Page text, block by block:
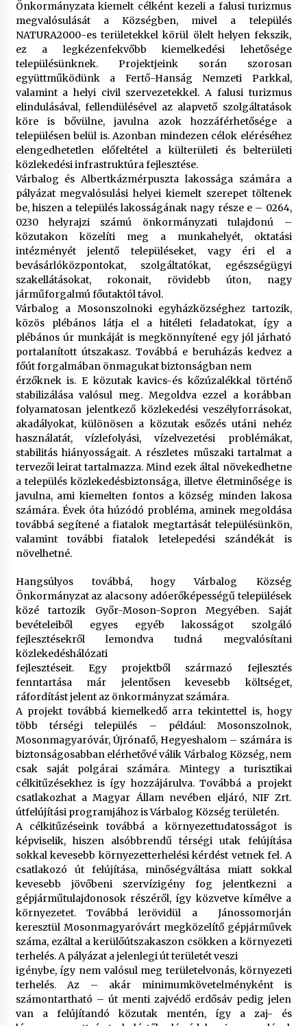
Önkormányzata kiemelt célként kezeli a falusi turizmus
megvalósulását a Községben, mivel a település
NATURA2000-es területekkel körül ölelt helyen fekszik,
ez a legkézenfekvőbb kiemelkedési lehetősége
településünknek. Projektjeink során szorosan
együttműködünk a Fertő-Hanság Nemzeti Parkkal,
valamint a helyi civil szervezetekkel. A falusi turizmus
elindulásával, fellendülésével az alapvető szolgáltatások
köre is bővülne, javulna azok hozzáférhetősége a
településen belül is. Azonban mindezen célok eléréséhez
elengedhetetlen előfeltétel a külterületi és belterületi
közlekedési infrastruktúra fejlesztése.
Várbalog és Albertkázmérpuszta lakossága számára a
pályázat megvalósulási helyei kiemelt szerepet töltenek
be, hiszen a település lakosságának nagy része e – 0264,
0230 helyrajzi számú önkormányzati tulajdonú –
közutakon közelíti meg a munkahelyét, oktatási
intézményét jelentő településeket, vagy éri el a
bevásárlóközpontokat, szolgáltatókat, egészségügyi
szakellátásokat, rokonait, rövidebb úton, nagy
járműforgalmú főutaktól távol.
Várbalog a Mosonszolnoki egyházközséghez tartozik,
közös plébános látja el a hitéleti feladatokat, így a
plébános úr munkáját is megkönnyítené egy jól járható
portalanított útszakasz. Továbbá e beruházás kedvez a
főút forgalmában önmagukat biztonságban nem
érzőknek is. E közutak kavics-és kőzúzalékkal történő
stabilizálása valósul meg. Megoldva ezzel a korábban
folyamatosan jelentkező közlekedési veszélyforrásokat,
akadályokat, különösen a közutak esőzés utáni nehéz
használatát, vízlefolyási, vízelvezetési problémákat,
stabilitás hiányosságait. A részletes műszaki tartalmat a
tervezői leirat tartalmazza. Mind ezek által növekedhetne
a település közlekedésbiztonsága, illetve életminősége is
javulna, ami kiemelten fontos a község minden lakosa
számára. Évek óta húzódó probléma, aminek megoldása
továbbá segítené a fiatalok megtartását településünkön,
valamint további fiatalok letelepedési szándékát is
növelhetné.
Hangsúlyos továbbá, hogy Várbalog Község
Önkormányzat az alacsony adóerőképességű települések
közé tartozik Győr-Moson-Sopron Megyében. Saját
bevételeiből egyes egyéb lakosságot szolgáló
fejlesztésekről lemondva tudná megvalósítani
közlekedéshálózati
fejlesztéseit. Egy projektből származó fejlesztés
fenntartása már jelentősen kevesebb költséget,
ráfordítást jelent az önkormányzat számára.
A projekt továbbá kiemelkedő arra tekintettel is, hogy
több térségi település – például: Mosonszolnok,
Mosonmagyaróvár, Újrónafő, Hegyeshalom – számára is
biztonságosabban elérhetővé válik Várbalog Község, nem
csak saját polgárai számára. Mintegy a turisztikai
célkitűzésekhez is így hozzájárulva. Továbbá a projekt
csatlakozhat a Magyar Állam nevében eljáró, NIF Zrt.
útfelújítási programjához is Várbalog Község területén.
A célkitűzéseink továbbá a környezettudatosságot is
képviselik, hiszen alsóbbrendű térségi utak felújítása
sokkal kevesebb környezetterhelési kérdést vetnek fel. A
csatlakozó út felújítása, minőségváltása miatt sokkal
kevesebb jövőbeni szervízigény fog jelentkezni a
gépjárműtulajdonosok részéről, így közvetve kímélve a
környezetet. Továbbá lerövidül a Jánossomorján
keresztül Mosonmagyaróvárt megközelítő gépjárművek
száma, ezáltal a kerülőútszakaszon csökken a környezeti
terhelés. A pályázat a jelenlegi út területét veszi
igénybe, így nem valósul meg területelvonás, környezeti
terhelés. Az – akár minimumkövetelményként is
számontartható – út menti zajvédő erdősáv pedig jelen
van a felújítandó közutak mentén, így a zaj- és